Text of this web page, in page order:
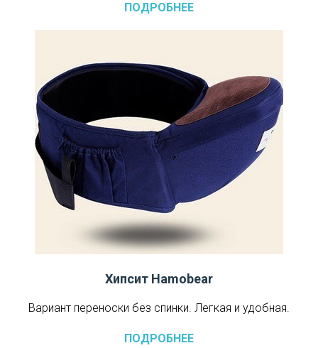
ПОДРОБНЕЕ
Хипсит Hamobear
Вариант переноски без спинки. Легкая и удобная.
ПОДРОБНЕЕ